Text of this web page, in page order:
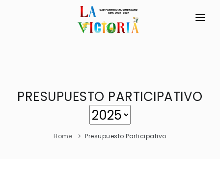
RESEÑA HISTÓRICA
GAD
GESTIÓN Y PRESUPUESTO
PRESUPUESTO PARTICIPATIVO
Home Presupuesto Participativo